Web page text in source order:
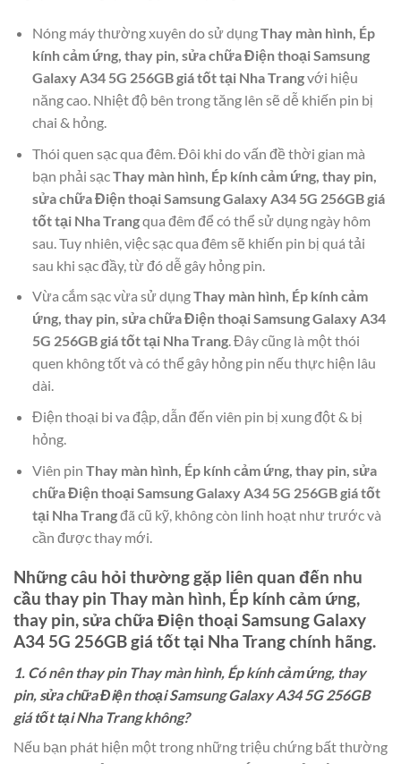
Nóng máy thường xuyên do sử dụngThay màn hình, Ép
kính cảm ứng, thay pin, sửa chữa Điện thoại Samsung
Galaxy A34 5G 256GB giá tốt tại Nha Trangvới hiệu
năng cao. Nhiệt độ bên trong tăng lên sẽ dễ khiến pin bị
chai & hỏng.
Thói quen sạc qua đêm. Đôi khi do vấn đề thời gian mà
bạn phải sạcThay màn hình, Ép kính cảm ứng, thay pin,
sửa chữa Điện thoại Samsung Galaxy A34 5G 256GB giá
tốt tại Nha Trangqua đêm để có thể sử dụng ngày hôm
sau. Tuy nhiên, việc sạc qua đêm sẽ khiến pin bị quá tải
sau khi sạc đầy, từ đó dễ gây hỏng pin.
Vừa cắm sạc vừa sử dụngThay màn hình, Ép kính cảm
ứng, thay pin, sửa chữa Điện thoại Samsung Galaxy A34
5G 256GB giá tốt tại Nha Trang. Đây cũng là một thói
quen không tốt và có thể gây hỏng pin nếu thực hiện lâu
dài.
Điện thoại bi va đập, dẫn đến viên pin bị xung đột & bị
hỏng.
Viên pin Thay màn hình, Ép kính cảm ứng, thay pin, sửa
chữa Điện thoại Samsung Galaxy A34 5G 256GB giá tốt
tại Nha Trangđã cũ kỹ, không còn linh hoạt như trước và
cần được thay mới.
Những câu hỏi thường gặp liên quan đến nhu
cầu thay pin Thay màn hình, Ép kính cảm ứng,
thay pin, sửa chữa Điện thoại Samsung Galaxy
A34 5G 256GB giá tốt tại Nha Trangchính hãng.
1. Có nên thay pin Thay màn hình, Ép kính cảm ứng, thay
pin, sửa chữa Điện thoại Samsung Galaxy A34 5G 256GB
giá tốt tại Nha Trang không?
Nếu bạn phát hiện một trong những triệu chứng bất thường